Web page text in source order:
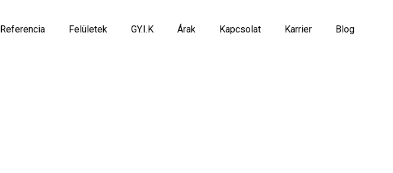
Referencia Felületek GY.I.K Árak Kapcsolat Karrier Blog